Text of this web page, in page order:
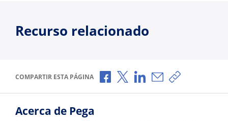
Recurso relacionado
COMPARTIR ESTA PÁGINA Compartir a través de Facebook
Compartir a través de X
Compartir a través de
Compartir por
Copiar
Acerca de Pega